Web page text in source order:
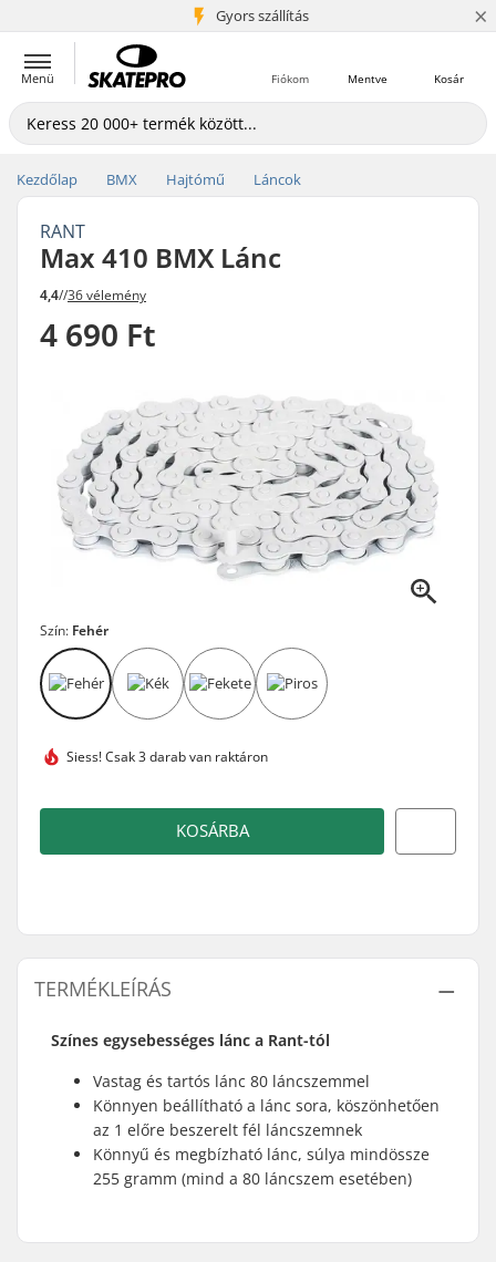
Gyors szállítás
5+ millió ügyfél ×
Menü Kosár
Mentve
Fiókom
Kezdőlap BMX Hajtómű Láncok
RANT
Max 410 BMX Lánc
4,4//36 vélemény
4 690 Ft
Szín: Fehér
Siess!Csak 3 darab van raktáron
KOSÁRBA
TERMÉKLEÍRÁS
Színes egysebességes lánc a Rant-tól
Vastag és tartós lánc 80 láncszemmel
Könnyen beállítható a lánc sora, köszönhetően
az 1 előre beszerelt fél láncszemnek
Könnyű és megbízható lánc, súlya mindössze
255 gramm (mind a 80 láncszem esetében)